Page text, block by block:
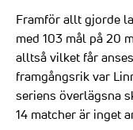
Framför allt gjorde
med 103 mål på 20
alltså vilket får
framgångsrik var
seriens överlägsna
14 matcher är inget